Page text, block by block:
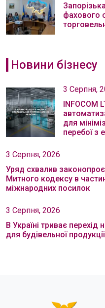
фахового
Новини бізнесу
3 Серпня,
INFOCOM
для
перебої з
3 Серпня, 2026
Уряд схвалив
Митного кодексу в
міжнародних посилок
3 Серпня, 2026
В Україні триває перехід
для будівельної продукції